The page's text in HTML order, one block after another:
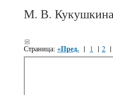
М. В. Кукушкина
Страница: «Пред. | 1 | 2 |